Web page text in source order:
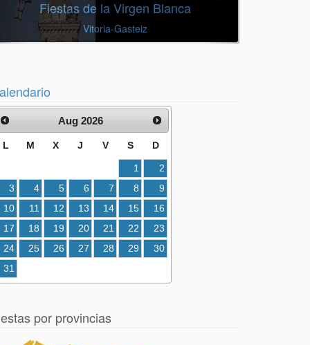
Fiestas de la Virgen Blanca
Vitoria-Gasteiz
Aug 2026
L M X J V S D
1
2
3
4 5 6 7 8
9
10
11 12 13 14 15
16
17
18 19 20 21 22
23
24
25 26 27 28 29
30
31
por provincias